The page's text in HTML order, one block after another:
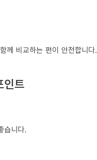
께 비교하는 편이 안전합니다.
인트
습니다.